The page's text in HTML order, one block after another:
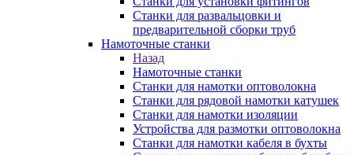
Станки для развальцовки и
предварительной сборки труб
Намоточные станки
Назад
Намоточные станки
Станки для намотки оптоволокна
Станки для рядовой намотки катушек
Станки для намотки изоляции
Устройства для размотки оптоволокна
Станки для намотки кабеля в бухты